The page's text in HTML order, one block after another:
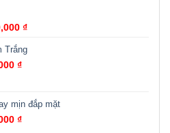
₫
Trắng
₫
mịn đắp mặt
₫